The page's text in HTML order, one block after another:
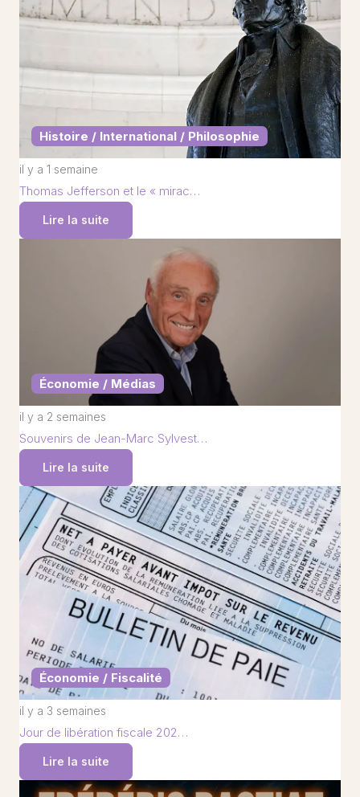
Histoire / International / Philosophie
il y a 1 semaine
Thomas Jefferson et le « mirac…
Lire la suite
Économie / Médias
il y a 2 semaines
Souvenirs de Jean-Marc Sylvest…
Lire la suite
Économie / Fiscalité
il y a 3 semaines
Jour de libération fiscale 202…
Lire la suite